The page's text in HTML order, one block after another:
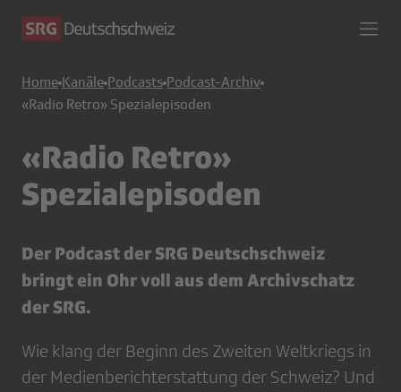
Home Kanäle Podcasts Podcast-Archiv
«Radio Retro» Spezialepisoden
«Radio Retro»
Spezialepisoden
Der Podcast der SRG Deutschschweiz
bringt ein Ohr voll aus dem Archivschatz
der SRG.
Wie klang der Beginn des Zweiten Weltkriegs in
der Medienberichterstattung der Schweiz? Und